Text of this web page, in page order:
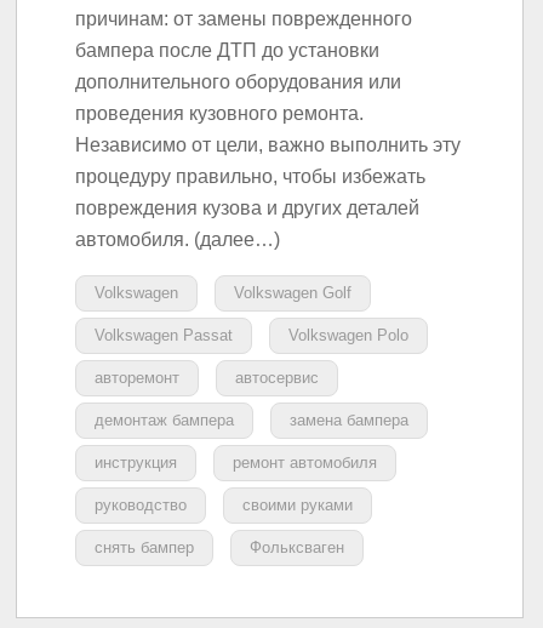
причинам: от замены поврежденного
бампера после ДТП до установки
дополнительного оборудования или
проведения кузовного ремонта.
Независимо от цели, важно выполнить эту
процедуру правильно, чтобы избежать
повреждения кузова и других деталей
автомобиля. (далее…)
Volkswagen Volkswagen Golf
Volkswagen Passat Volkswagen Polo
авторемонт автосервис
демонтаж бампера замена бампера
инструкция ремонт автомобиля
руководство своими руками
снять бампер Фольксваген